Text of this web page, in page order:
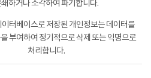
하거나 소각하여 파기합니다.
이터베이스로 저장된 개인정보는 데이터를
부여하여 정기적으로 삭제 또는 익명으로
처리합니다.